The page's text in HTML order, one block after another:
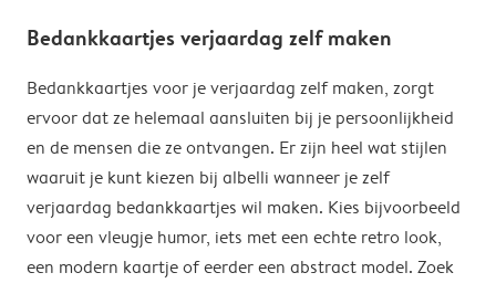
Bedankkaartjes verjaardag zelf maken
Bedankkaartjes voor je verjaardag zelf maken, zorgt
ervoor dat ze helemaal aansluiten bij je persoonlijkheid
en de mensen die ze ontvangen. Er zijn heel wat stijlen
waaruit je kunt kiezen bij albelli wanneer je zelf
verjaardag bedankkaartjes wil maken. Kies bijvoorbeeld
voor een vleugje humor, iets met een echte retro look,
een modern kaartje of eerder een abstract model. Zoek